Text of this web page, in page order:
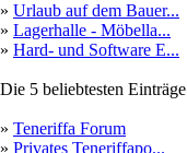
» Urlaub auf dem Bauer...
» Lagerhalle - Möbella...
» Hard- und Software E...
Die 5 beliebtesten Einträge
» Teneriffa Forum
» Privates Teneriffapo...